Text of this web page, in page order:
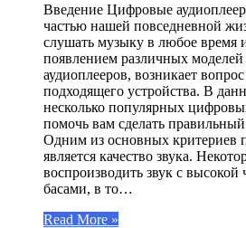
Введение Цифровые
частью нашей повседневной
слушать музыку в любое время
появлением различных моделей
аудиоплееров, возникает
подходящего устройства. В
несколько популярных
помочь вам сделать
Одним из основных критериев
является качество звука.
воспроизводить звук с
басами, в то…
Read More »